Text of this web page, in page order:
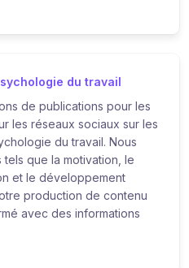
du travail
de publications pour les
les réseaux sociaux sur les
du travail. Nous
que la motivation, le
et le développement
production de contenu
avec des informations